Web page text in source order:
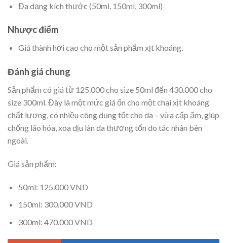
Đa dạng kích thước (50ml, 150ml, 300ml)
Nhược điểm
Giá thành hơi cao cho một sản phẩm xịt khoáng.
Đánh giá chung
Sản phẩm có giá từ 125.000 cho size 50ml đến 430.000 cho
size 300ml. Đây là một mức giá ổn cho một chai xịt khoáng
chất lượng, có nhiều công dụng tốt cho da – vừa cấp ẩm, giúp
chống lão hóa, xoa dịu làn da thương tổn do tác nhân bên
ngoài.
Giá sản phẩm:
50ml: 125.000 VND
150ml: 300.000 VND
300ml: 470.000 VND